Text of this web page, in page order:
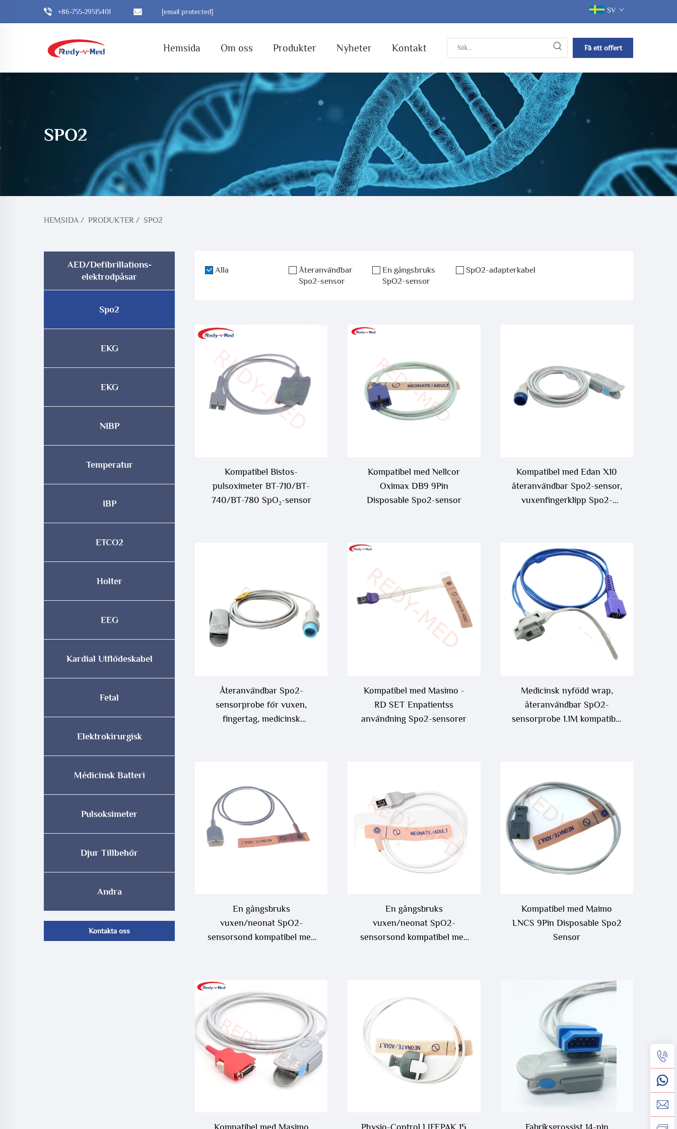
+86-755-29515401 [email protected] SV
Hemsida Om oss Produkter Nyheter Kontakt Få ett offert
SPO2
HEMSIDA/ PRODUKTER / SPO2
AED/Defibrillations-
elektrodpåsar
Spo2
EKG
EKG
NIBP
Temperatur
IBP
ETCO2
Holter
EEG
Kardial Utflödeskabel
Fetal
Elektrokirurgisk
Médicinsk Batteri
Pulsoksimeter
Djur Tillbehör
Andra
Kontakta oss
Alla
Återanvändbar
Spo2-sensor
En gångsbruks
SpO2-sensor
SpO2-adapterkabel
Kompatibel Bistos-
pulsoximeter BT-710/BT-
740/BT-780 SpO₂-sensor
Kompatibel med Nellcor
Oximax DB9 9Pin
Disposable Spo2-sensor
Kompatibel med Edan X10
återanvändbar Spo2-sensor,
vuxenfingerklipp Spo2-
Återanvändbar Spo2-
sensorprobe för vuxen,
fingertag, medicinsk
Kompatibel med Masimo -
RD SET Enpatientss
användning Spo2-sensorer
Medicinsk nyfödd wrap,
återanvändbar SpO2-
sensorprobe 1.1M kompatibel
En gångsbruks
vuxen/neonat SpO2-
sensorsond kompatibel med
En gångsbruks
vuxen/neonat SpO2-
sensorsond kompatibel med
Kompatibel med Maimo
LNCS 9Pin Disposable Spo2
Sensor